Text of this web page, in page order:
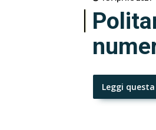
Leggi